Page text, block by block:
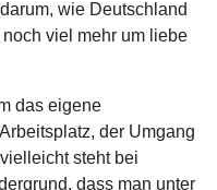
wie Deutschland
viel mehr um liebe
das eigene
der Umgang
steht bei
dass man unter